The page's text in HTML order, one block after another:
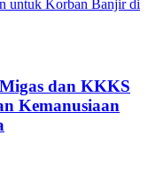
dan KKKS
Kemanusiaan